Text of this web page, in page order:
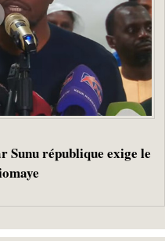
république exige le